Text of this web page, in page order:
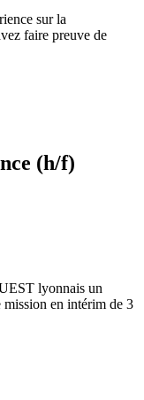
sur la
faire preuve de
(h/f)
lyonnais un
mission en intérim de 3